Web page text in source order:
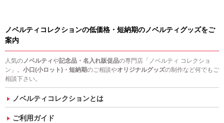
ノベルティコレクションの低価格・短納期のノベルティグッズをご
案内
人気のノベルティや記念品・名入れ販促品の専門店「ノベルティ コレクショ
ン」。 小口(小ロット)・短納期のご相談やオリジナルグッズの制作など何でもご
相談下さい。
ノベルティコレクションとは
ご利用ガイド